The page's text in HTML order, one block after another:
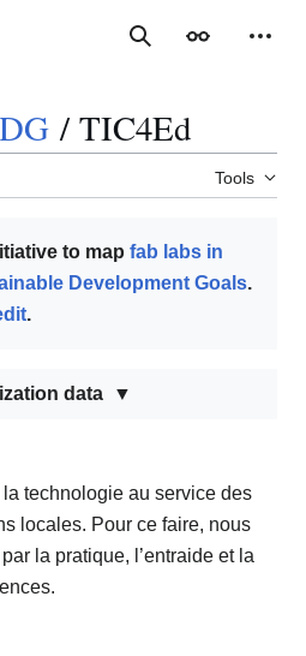
SearchAppearance
/ TIC4Ed
Tools
to map fab labs in
Development Goals.
.
data
technologie au service des
locales. Pour ce faire, nous
la pratique, l’entraide et la